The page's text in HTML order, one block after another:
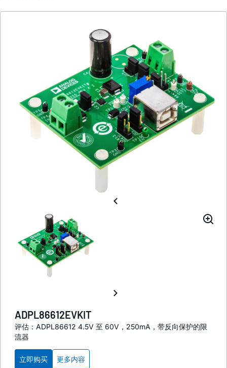
ADPL86612EVKIT
评估：ADPL86612 4.5V 至 60V，250mA，带反向保护的限
流器
立即购买 更多内容